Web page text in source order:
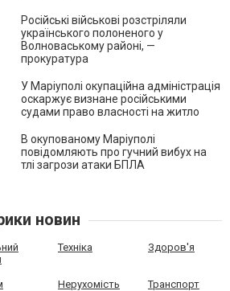
Російські військові розстріляли
українського полоненого у
Волноваському районі, —
прокуратура
У Маріуполі окупаційна адміністрація
оскаржує визнане російськими
судами право власності на житло
В окупованому Маріуполі
повідомляють про гучний вибух на
тлі загрози атаки БПЛА
новин
Техніка Здоров'я
Нерухомість Транспорт